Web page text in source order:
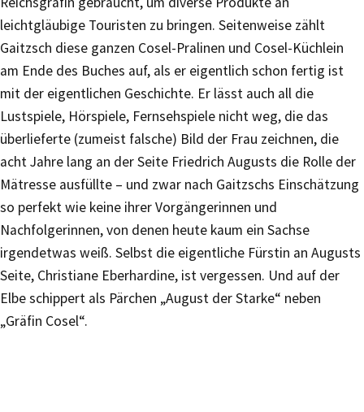
leichtgläubige Touristen zu bringen. Seitenweise zählt
Gaitzsch diese ganzen Cosel-Pralinen und Cosel-Küchlein
am Ende des Buches auf, als er eigentlich schon fertig ist
mit der eigentlichen Geschichte. Er lässt auch all die
Lustspiele, Hörspiele, Fernsehspiele nicht weg, die das
überlieferte (zumeist falsche) Bild der Frau zeichnen, die
acht Jahre lang an der Seite Friedrich Augusts die Rolle der
Mätresse ausfüllte – und zwar nach Gaitzschs Einschätzung
so perfekt wie keine ihrer Vorgängerinnen und
Nachfolgerinnen, von denen heute kaum ein Sachse
irgendetwas weiß. Selbst die eigentliche Fürstin an Augusts
Seite, Christiane Eberhardine, ist vergessen. Und auf der
Elbe schippert als Pärchen „August der Starke“ neben
„Gräfin Cosel“.